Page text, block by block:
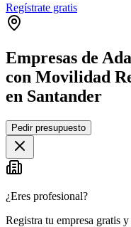
Regístrate gratis
Empresas de
con Movilidad
en Santander
+
−
Pedir presupuesto
¿Eres profesional?
Registra tu empresa gratis